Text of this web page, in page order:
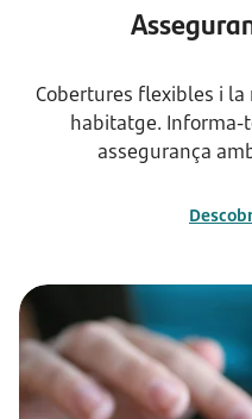
Cobertures flexibles i
habitatge. Informa-
assegurança